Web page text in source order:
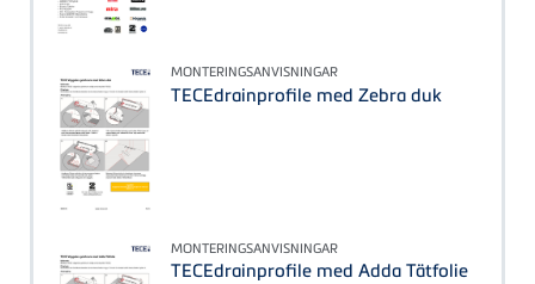
MONTERINGSANVISNINGAR
TECEdrainprofile med Zebra duk
MONTERINGSANVISNINGAR
TECEdrainprofile med Adda Tätfolie